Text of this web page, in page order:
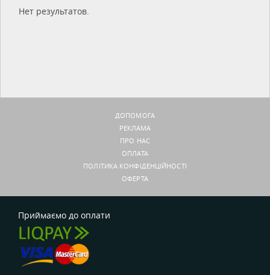
Нет результатов.
ДОПОМОГА
РЕКЛАМА
ПРО НАС
ОПЛАТА
ПОЛІТИКА КОНФІДЕНЦІЙНОСТІ
ОФЕРТА
Приймаємо до оплати